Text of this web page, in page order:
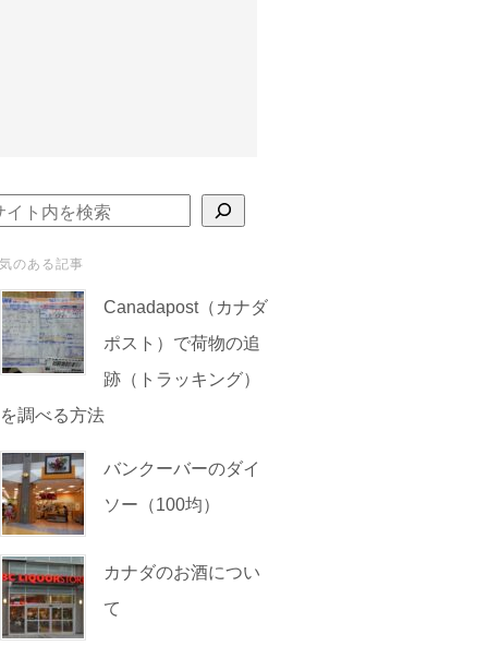
のある記事
Canadapost（カナダ
ポスト）で荷物の追
跡（トラッキング）
を調べる方法
バンクーバーのダイ
ソー（100均）
カナダのお酒につい
て